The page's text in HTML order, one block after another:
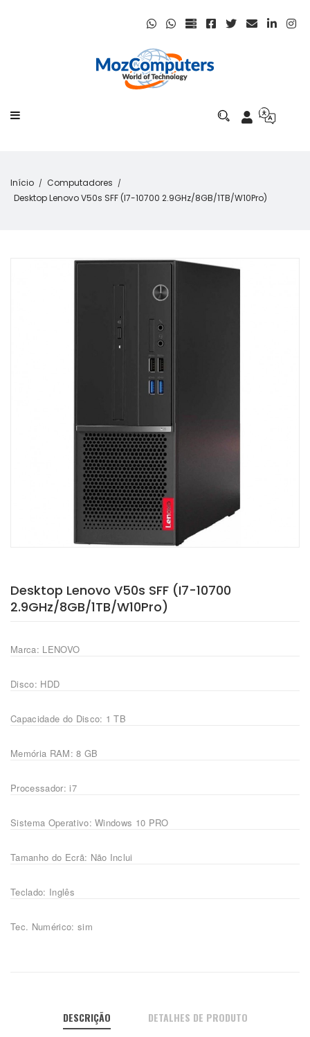
Início
Computadores
Desktop Lenovo V50s SFF (i7-10700 2.9GHz/8GB/1TB/W10Pro)
Desktop Lenovo V50s SFF (i7-10700
2.9GHz/8GB/1TB/W10Pro)
Marca: LENOVO
Disco: HDD
Capacidade do Disco: 1 TB
Memória RAM: 8 GB
Processador: i7
Sistema Operativo: Windows 10 PRO
Tamanho do Ecrã: Não Inclui
Teclado: Inglês
Tec. Numérico: sim
DESCRIÇÃO DETALHES DE PRODUTO